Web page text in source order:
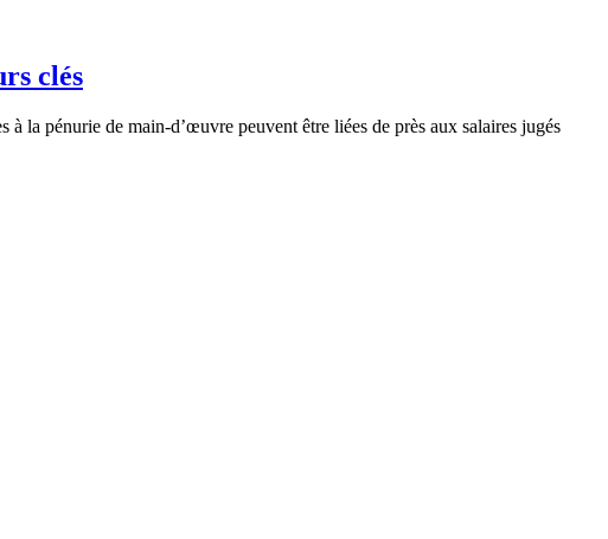
clés
la pénurie de main-d’œuvre peuvent être liées de près aux salaires jugés